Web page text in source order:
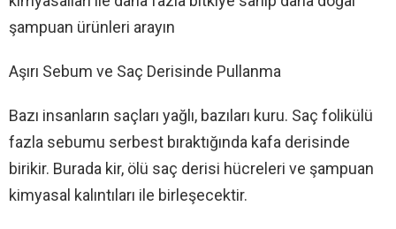
şampuan ürünleri arayın
Aşırı Sebum ve Saç Derisinde Pullanma
Bazı insanların saçları yağlı, bazıları kuru. Saç folikülü
fazla sebumu serbest bıraktığında kafa derisinde
birikir. Burada kir, ölü saç derisi hücreleri ve şampuan
kimyasal kalıntıları ile birleşecektir.